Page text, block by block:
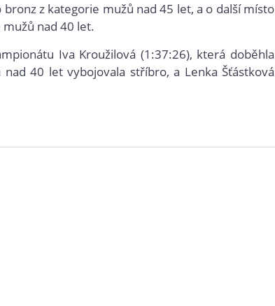
z kategorie mužů nad 45 let, a o další místo
nad 40 let.
Iva Kroužilová (1:37:26), která doběhla
40 let vybojovala stříbro, a Lenka Šťástková